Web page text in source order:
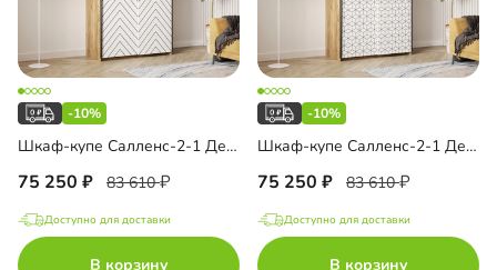
-10%
Шкаф-купе Салленс-2-1 Декор 1
75 250 83 610
Доступно для доставки
В корзину
-10%
Шкаф-купе Салленс-2-1 Декор 2
75 250 83 610
Доступно для доставки
В корзину